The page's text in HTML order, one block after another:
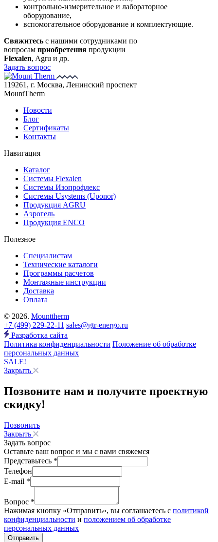
контрольно-измерительное и лабораторное
оборудование,
вспомогательное оборудование и комплектующие.
Свяжитесь с нашими сотрудниками по
вопросам приобретения продукции
Flexalen, Agru и др.
Задать вопрос
119261, г. Москва, Ленинский проспект
MountTherm
Новости
Блог
Сертификаты
Контакты
Навигация
Каталог
Системы Flexalen
Системы Изопрофлекс
Системы Usystems (Uponor)
Продукция AGRU
Аэрогель
Продукция ENCO
Полезное
Специалистам
Технические каталоги
Программы расчетов
Монтажные инструкции
Доставка
Оплата
© 2026. Mounttherm
+7 (499) 229-22-11 sales@gtr-energo.ru
Разработка сайта
Политика конфиденциальности Положение об обработке
персональных данных
SALE!
Закрыть
Позвоните нам и получите проектную
скидку!
Позвонить
Закрыть
Задать вопрос
Оставьте ваш вопрос и мы с вами свяжемся
Представьтесь *
Телефон
E-mail *
Вопрос *
Нажимая кнопку «Отправить», вы соглашаетесь с политикой
конфиденциальности и положением об обработке
персональных данных